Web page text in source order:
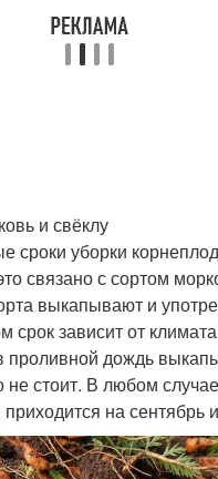
и свёклу
сроки уборки
связано с сортом
выкапывают и
срок зависит от
проливной дождь
не стоит. В любом
на сентябрь